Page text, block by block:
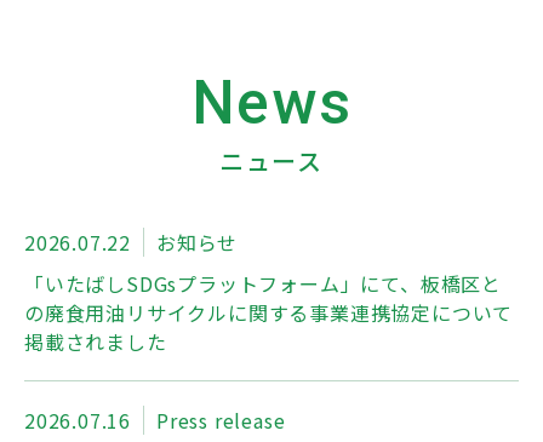
News
ニュース
2026.07.22
お知らせ
「いたばしSDGsプラットフォーム」にて、板橋区と
の廃食用油リサイクルに関する事業連携協定について
掲載されました
2026.07.16
Press release